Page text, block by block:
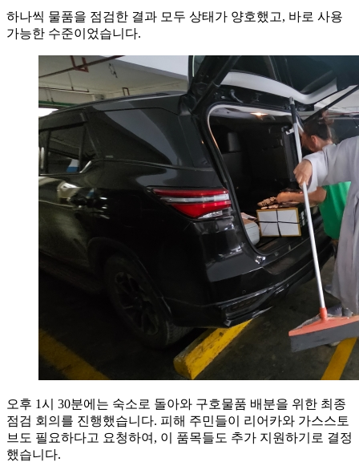
하나씩 물품을 점검한 결과 모두 상태가 양호했고, 바로 사용
가능한 수준이었습니다.
오후 1시 30분에는 숙소로 돌아와 구호물품 배분을 위한 최종
점검 회의를 진행했습니다. 피해 주민들이 리어카와 가스스토
브도 필요하다고 요청하여, 이 품목들도 추가 지원하기로 결정
했습니다.